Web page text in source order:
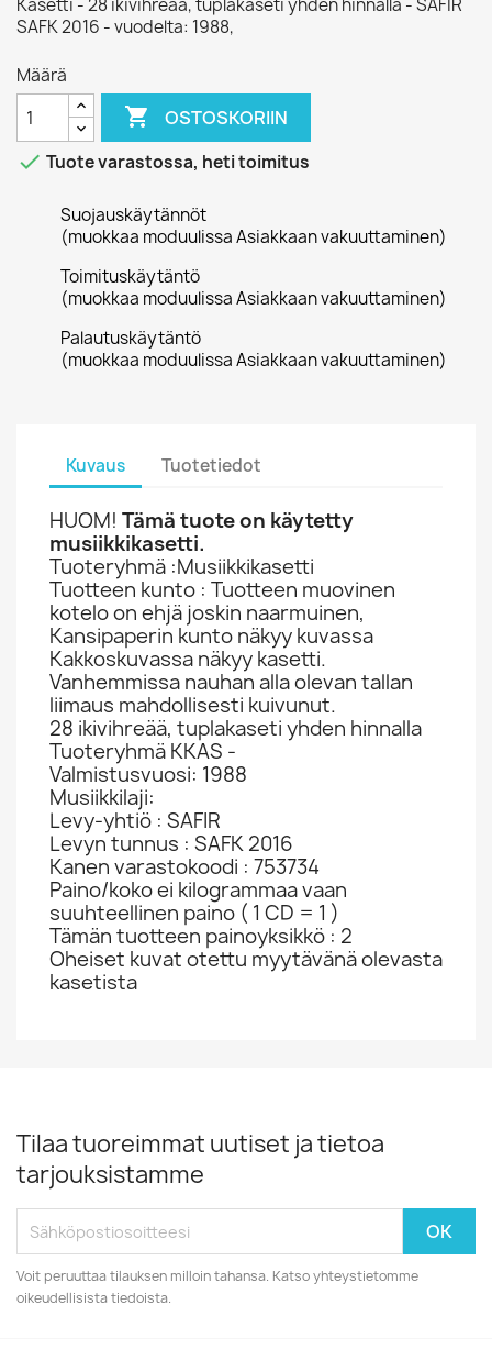
Kasetti - 28 ikivihreää, tuplakaseti yhden hinnalla - SAFIR
SAFK 2016 - vuodelta: 1988,
Määrä
 OSTOSKORIIN
 Tuote varastossa, heti toimitus
Suojauskäytännöt
(muokkaa moduulissa Asiakkaan vakuuttaminen)
Toimituskäytäntö
(muokkaa moduulissa Asiakkaan vakuuttaminen)
Palautuskäytäntö
(muokkaa moduulissa Asiakkaan vakuuttaminen)
Kuvaus Tuotetiedot
HUOM! Tämä tuote on käytetty
musiikkikasetti.
Tuoteryhmä :Musiikkikasetti
Tuotteen kunto : Tuotteen muovinen
kotelo on ehjä joskin naarmuinen,
Kansipaperin kunto näkyy kuvassa
Kakkoskuvassa näkyy kasetti.
Vanhemmissa nauhan alla olevan tallan
liimaus mahdollisesti kuivunut.
28 ikivihreää, tuplakaseti yhden hinnalla
Tuoteryhmä KKAS -
Valmistusvuosi: 1988
Musiikkilaji:
Levy-yhtiö : SAFIR
Levyn tunnus : SAFK 2016
Kanen varastokoodi : 753734
Paino/koko ei kilogrammaa vaan
suuhteellinen paino ( 1 CD = 1 )
Tämän tuotteen painoyksikkö : 2
Oheiset kuvat otettu myytävänä olevasta
kasetista
Tilaa tuoreimmat uutiset ja tietoa
tarjouksistamme
Voit peruuttaa tilauksen milloin tahansa. Katso yhteystietomme
oikeudellisista tiedoista.